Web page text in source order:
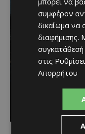
Βραδινή
Μαχαιρά
σου και
Κατερίνα Χριστοφή -
συμφέρον
δικαίωμα να
διαφήμισης.
στις
Απορρήτου